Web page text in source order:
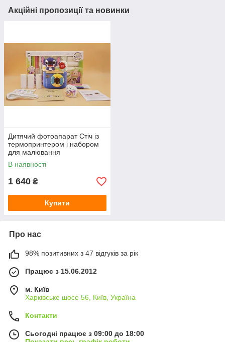
Акційні пропозиції та новинки
Дитячий фотоапарат Стіч із
термопринтером і набором
для малювання
В наявності
1 640 ₴
Купити
Про нас
98% позитивних з 47 відгуків за рік
Працює з 15.06.2012
м. Київ
Харківське шосе 56, Київ, Україна
Контакти
Сьогодні працює з 09:00 до 18:00